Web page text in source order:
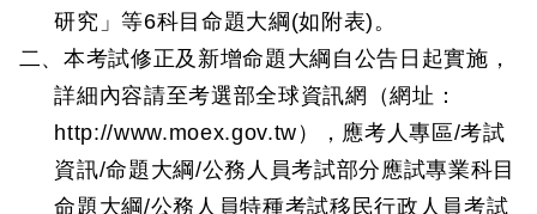
研究」等6科目命題大綱(如附表)。
二、本考試修正及新增命題大綱自公告日起實施，
詳細內容請至考選部全球資訊網（網址：
http://www.moex.gov.tw），應考人專區/考試
資訊/命題大綱/公務人員考試部分應試專業科目
命題大綱/公務人員特種考試移民行政人員考試